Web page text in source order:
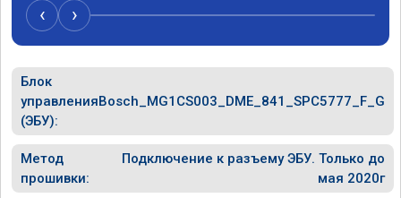
машина ехать бодрее стала, особенно 100-
200. 🤝🤝🤝🤝
‹ ›
Блок
управления
(ЭБУ):
Bosch_MG1CS003_DME_841_SPC5777_F_G
Метод
прошивки:
Подключение к разъему ЭБУ. Только до
мая 2020г